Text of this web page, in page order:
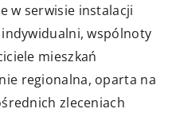
w serwisie instalacji
wspólnoty
mieszkań
regionalna, oparta na
zleceniach